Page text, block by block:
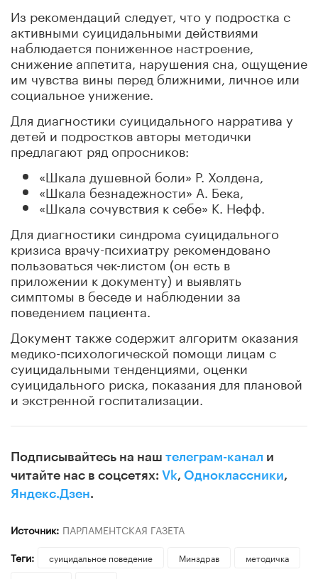
Из рекомендаций следует, что у подростка с
активными суицидальными действиями
наблюдается пониженное настроение,
снижение аппетита, нарушения сна, ощущение
им чувства вины перед ближними, личное или
социальное унижение.
Для диагностики суицидального нарратива у
детей и подростков авторы методички
предлагают ряд опросников:
«Шкала душевной боли» Р. Холдена,
«Шкала безнадежности» А. Бека,
«Шкала сочувствия к себе» К. Нефф.
Для диагностики синдрома суицидального
кризиса врачу-психиатру рекомендовано
пользоваться чек-листом (он есть в
приложении к документу) и выявлять
симптомы в беседе и наблюдении за
поведением пациента.
Документ также содержит алгоритм оказания
медико-психологической помощи лицам с
суицидальными тенденциями, оценки
суицидального риска, показания для плановой
и экстренной госпитализации.
Подписывайтесь на наш телеграм-канал и
читайте нас в соцсетях: Vk, Одноклассники,
Яндекс.Дзен.
Источник: ПАРЛАМЕНТСКАЯ ГАЗЕТА
Теги:
суицидальное поведение Минздрав
методичка